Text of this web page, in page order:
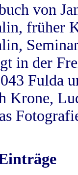
von
früher
in der
Fulda
Krone,